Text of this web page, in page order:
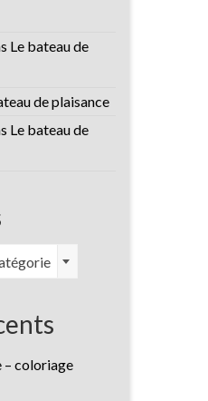
Le bateau de
de plaisance
Le bateau de
– coloriage